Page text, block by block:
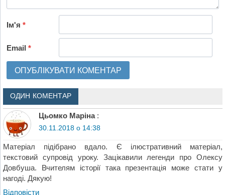
Ім'я*
Email*
ОДИН КОМЕНТАР
Цьомко Маріна :
30.11.2018 о 14:38
Матеріал підібрано вдало. Є ілюстративний матеріал,
текстовий супровід уроку. Зацікавили легенди про Олексу
Довбуша. Вчителям історії така презентація може стати у
нагоді. Дякую!
Відповіcти